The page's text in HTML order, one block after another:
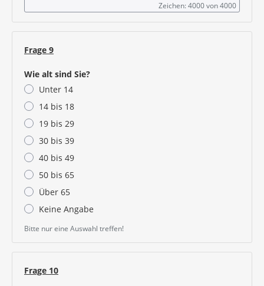
Zeichen: 4000 von 4000
Frage 9
Wie alt sind Sie?
Unter 14
14 bis 18
19 bis 29
30 bis 39
40 bis 49
50 bis 65
Über 65
Keine Angabe
Bitte nur eine Auswahl treffen!
Frage 10